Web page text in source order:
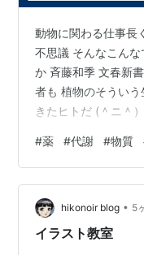
動物に関わる仕事長
不思議 そんなこん
か 斉藤和季 文春新
者も 植物のそうい
きたヒトだ (＾ニ＾
なぜって 植物は薬を
してるだけだ 著者
して どう生きるの
き残り」って表現さ
化」になる 動物は
#薬 #代謝 #物質
hikonoir blog • 5
イラスト教室